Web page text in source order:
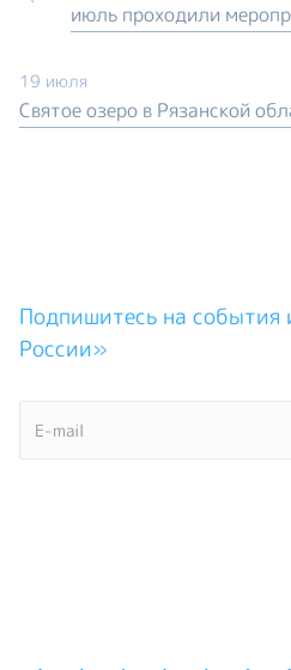
июль проходили
19 июля
Святое озеро в Рязанской
Подпишитесь на события
России»